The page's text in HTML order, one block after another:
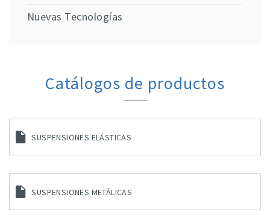
Nuevas Tecnologías
Catálogos de productos
SUSPENSIONES ELÁSTICAS
SUSPENSIONES METÁLICAS